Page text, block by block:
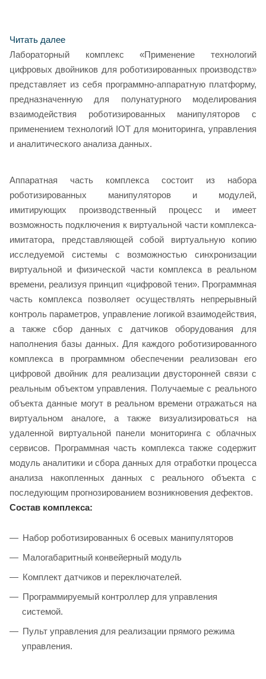
Читать далее
Лабораторный комплекс «Применение технологий
цифровых двойников для роботизированных производств»
представляет из себя программно-аппаратную платформу,
предназначенную для полунатурного моделирования
взаимодействия роботизированных манипуляторов с
применением технологий IOT для мониторинга, управления
и аналитического анализа данных.
Аппаратная часть комплекса состоит из набора
роботизированных манипуляторов и модулей,
имитирующих производственный процесс и имеет
возможность подключения к виртуальной части комплекса-
имитатора, представляющей собой виртуальную копию
исследуемой системы с возможностью синхронизации
виртуальной и физической части комплекса в реальном
времени, реализуя принцип «цифровой тени». Программная
часть комплекса позволяет осуществлять непрерывный
контроль параметров, управление логикой взаимодействия,
а также сбор данных с датчиков оборудования для
наполнения базы данных. Для каждого роботизированного
комплекса в программном обеспечении реализован его
цифровой двойник для реализации двусторонней связи с
реальным объектом управления. Получаемые с реального
объекта данные могут в реальном времени отражаться на
виртуальном аналоге, а также визуализироваться на
удаленной виртуальной панели мониторинга с облачных
сервисов. Программная часть комплекса также содержит
модуль аналитики и сбора данных для отработки процесса
анализа накопленных данных с реального объекта с
последующим прогнозированием возникновения дефектов.
Состав комплекса:
Набор роботизированных 6 осевых манипуляторов
Малогабаритный конвейерный модуль
Комплект датчиков и переключателей.
Программируемый контроллер для управления
системой.
Пульт управления для реализации прямого режима
управления.